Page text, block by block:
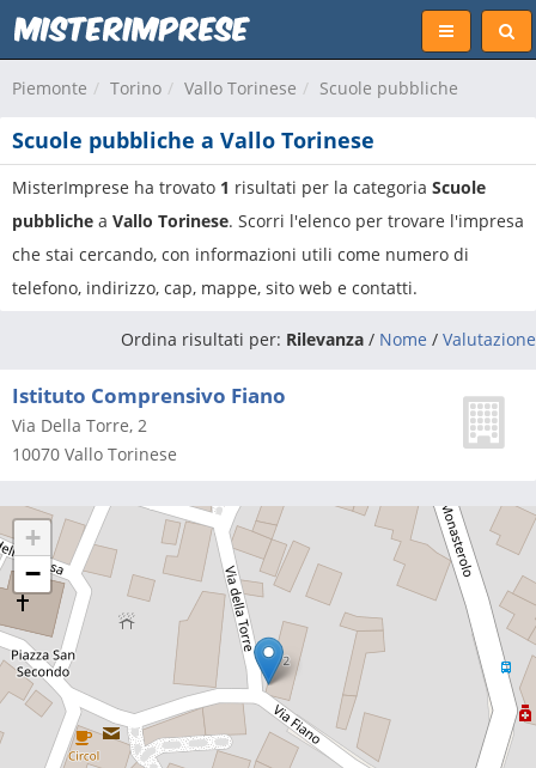
Piemonte Torino Vallo Torinese Scuole pubbliche
Scuole pubbliche a Vallo Torinese
MisterImprese ha trovato 1 risultati per la categoria Scuole
pubbliche a Vallo Torinese. Scorri l'elenco per trovare l'impresa
che stai cercando, con informazioni utili come numero di
telefono, indirizzo, cap, mappe, sito web e contatti.
Ordina risultati per: Rilevanza / Nome / Valutazione
Istituto Comprensivo Fiano
Via Della Torre, 2
10070 Vallo Torinese
+
−